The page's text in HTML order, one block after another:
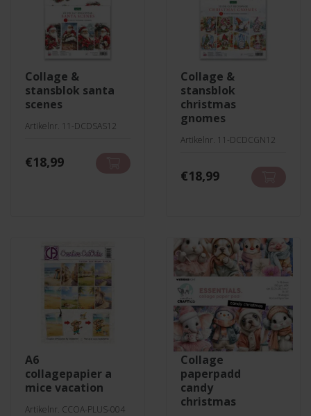
collage &
stansblok santa
scenes
Artikelnr. 11-DCDSAS12
€18,99
collage &
stansblok
christmas
gnomes
Artikelnr. 11-DCDCGN12
€18,99
a6
collagepapier a
mice vacation
Artikelnr. CCOA-PLUS-004
collage
paperpadd
candy
christmas